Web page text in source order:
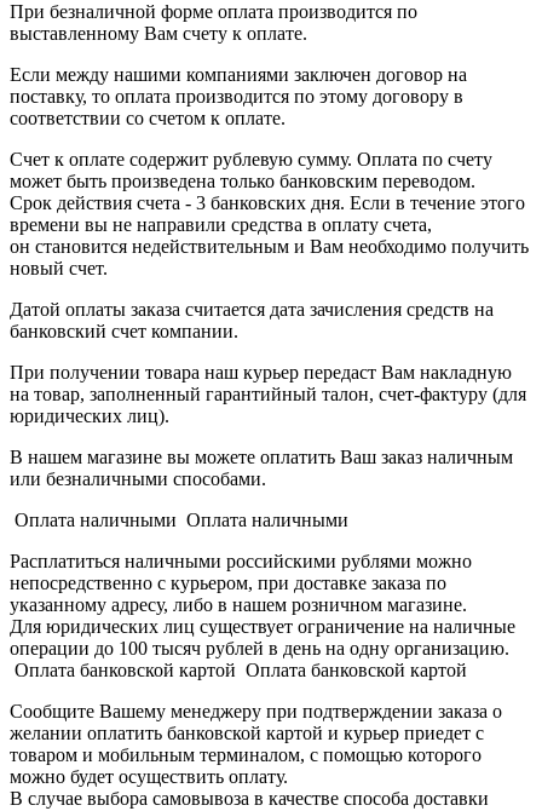
При безналичной форме оплата производится по
выставленному Вам счету к оплате.
Если между нашими компаниями заключен договор на
поставку, то оплата производится по этому договору в
соответствии со счетом к оплате.
Счет к оплате содержит рублевую сумму. Оплата по счету
может быть произведена только банковским переводом.
Срок действия счета - 3 банковских дня. Если в течение этого
времени вы не направили средства в оплату счета,
он становится недействительным и Вам необходимо получить
новый счет.
Датой оплаты заказа считается дата зачисления средств на
банковский счет компании.
При получении товара наш курьер передаст Вам накладную
на товар, заполненный гарантийный талон, счет-фактуру (для
юридических лиц).
В нашем магазине вы можете оплатить Ваш заказ наличным
или безналичными способами.
Оплата наличными Оплата наличными
Расплатиться наличными российскими рублями можно
непосредственно с курьером, при доставке заказа по
указанному адресу, либо в нашем розничном магазине.
Для юридических лиц существует ограничение на наличные
операции до 100 тысяч рублей в день на одну организацию.
Оплата банковской картой Оплата банковской картой
Сообщите Вашему менеджеру при подтверждении заказа о
желании оплатить банковской картой и курьер приедет с
товаром и мобильным терминалом, с помощью которого
можно будет осуществить оплату.
В случае выбора самовывоза в качестве способа доставки